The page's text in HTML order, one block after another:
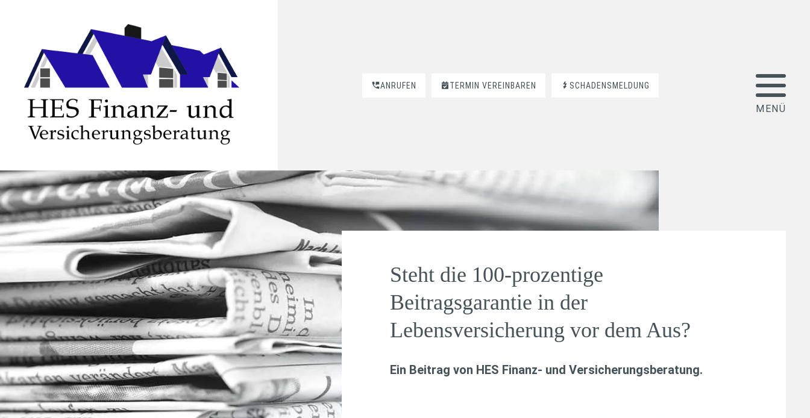
ANRUFEN TERMIN VEREINBAREN SCHADENSMELDUNG
Steht die 100-prozentige
Beitragsgarantie in der
Lebensversicherung vor dem Aus?
Ein Beitrag von HES Finanz- und Versicherungsberatung.